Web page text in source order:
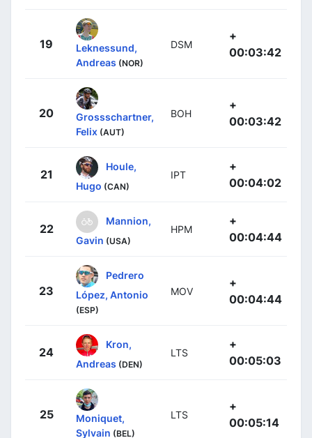
19
Leknessund,
Andreas (NOR)
DSM
+
00:03:42
20
Grossschartner,
Felix (AUT)
BOH
+
00:03:42
21
Houle,
Hugo (CAN)
IPT
+
00:04:02
22
Mannion,
Gavin (USA)
HPM
+
00:04:44
23
Pedrero
López, Antonio
(ESP)
MOV
+
00:04:44
24
Kron,
Andreas (DEN)
LTS
+
00:05:03
25
Moniquet,
Sylvain (BEL)
LTS
+
00:05:14